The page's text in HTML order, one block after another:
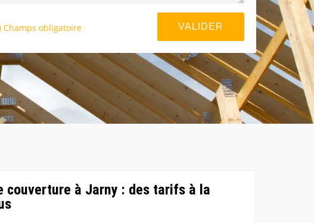
Champs obligatoire
couverture à Jarny : des tarifs à la